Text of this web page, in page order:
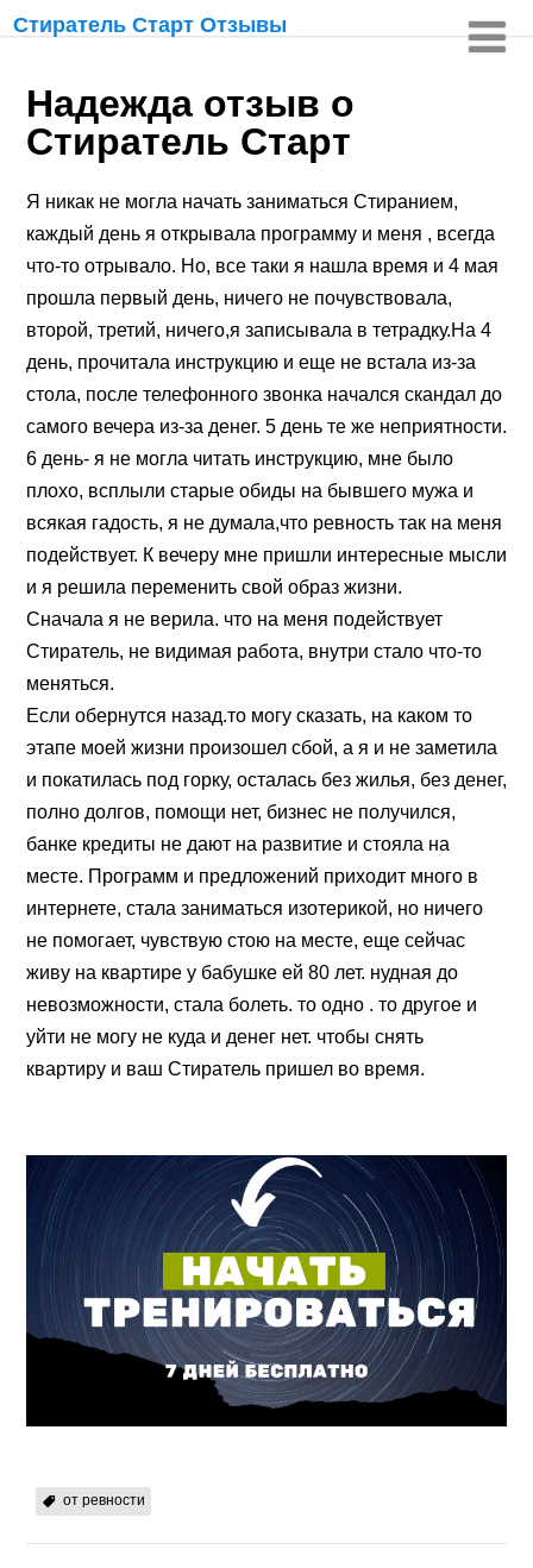
Стиратель Старт Отзывы
Надежда отзыв о
Стиратель Старт
Я никак не могла начать заниматься Стиранием,
каждый день я открывала программу и меня , всегда
что-то отрывало. Но, все таки я нашла время и 4 мая
прошла первый день, ничего не почувствовала,
второй, третий, ничего,я записывала в тетрадку.На 4
день, прочитала инструкцию и еще не встала из-за
стола, после телефонного звонка начался скандал до
самого вечера из-за денег. 5 день те же неприятности.
6 день- я не могла читать инструкцию, мне было
плохо, всплыли старые обиды на бывшего мужа и
всякая гадость, я не думала,что ревность так на меня
подействует. К вечеру мне пришли интересные мысли
и я решила переменить свой образ жизни.
Сначала я не верила. что на меня подействует
Стиратель, не видимая работа, внутри стало что-то
меняться.
Если обернутся назад.то могу сказать, на каком то
этапе моей жизни произошел сбой, а я и не заметила
и покатилась под горку, осталась без жилья, без денег,
полно долгов, помощи нет, бизнес не получился,
банке кредиты не дают на развитие и стояла на
месте. Программ и предложений приходит много в
интернете, стала заниматься изотерикой, но ничего
не помогает, чувствую стою на месте, еще сейчас
живу на квартире у бабушке ей 80 лет. нудная до
невозможности, стала болеть. то одно . то другое и
уйти не могу не куда и денег нет. чтобы снять
квартиру и ваш Стиратель пришел во время.
от ревности